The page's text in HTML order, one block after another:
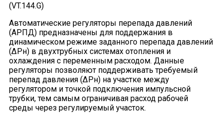
(VT.144.G)
Автоматические регуляторы перепада давлений
(АРПД) предназначены для поддержания в
динамическом режиме заданного перепада давлений
(ΔРн) в двухтрубных системах отопления и
охлаждения с переменным расходом. Данные
регуляторы позволяют поддерживать требуемый
перепад давления (ΔРн) на участке между
регулятором и точкой подключения импульсной
трубки, тем самым ограничивая расход рабочей
среды через регулируемый участок.